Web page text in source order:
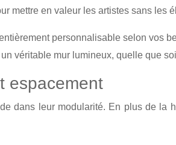
mettre en valeur les artistes sans les
personnalisable selon vos
véritable mur lumineux, quelle que
espacement
dans leur modularité. En plus de la